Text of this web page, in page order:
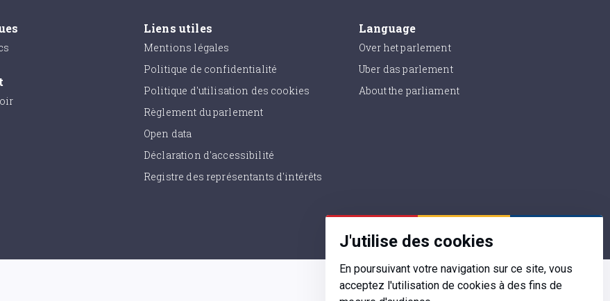
J'utilise des cookies
En poursuivant votre navigation sur ce site, vous
acceptez l'utilisation de cookies à des fins de
Liens utiles
Mentions légales
Politique de confidentialité
Politique d'utilisation des cookies
Règlement du parlement
Open data
Déclaration d'accessibilité
Registre des représentants d'intérêts
Language
Over het parlement
Uber das parlement
About the parliament